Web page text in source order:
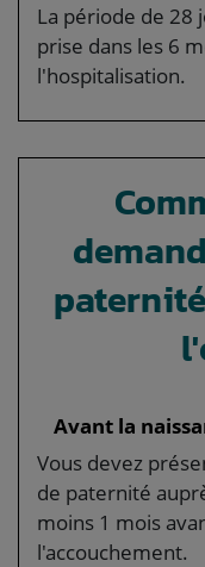
La période de 28
prise dans les 6
l'hospitalisation.
Avant la
Vous devez
de paternité
moins 1 mois
l'accouchement.